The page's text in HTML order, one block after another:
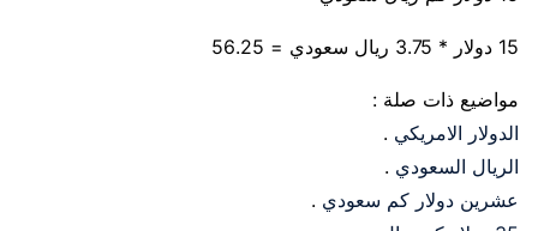
15 دولار * 3.75 ريال سعودي = 56.25
مواضيع ذات صلة :
الدولار الامريكي .
الريال السعودي .
عشرين دولار كم سعودي .